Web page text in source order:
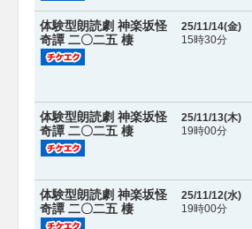
体験型朗読劇 神楽坂怪
奇譚 二〇二五 棲
25/11/14(金)
15時30分
体験型朗読劇 神楽坂怪
奇譚 二〇二五 棲
25/11/13(木)
19時00分
体験型朗読劇 神楽坂怪
奇譚 二〇二五 棲
25/11/12(水)
19時00分